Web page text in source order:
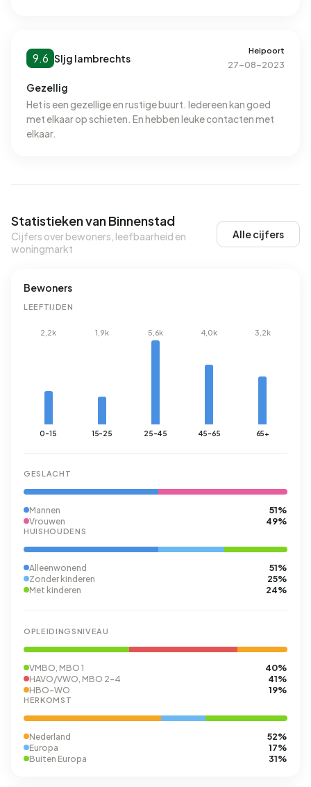
9.6 Sljg lambrechts
Heipoort
27-08-2023
Gezellig
Het is een gezellige en rustige buurt. Iedereen kan goed
met elkaar op schieten. En hebben leuke contacten met
elkaar.
Statistieken van Binnenstad
Cijfers over bewoners, leefbaarheid en
woningmarkt
Alle cijfers
Bewoners
LEEFTIJDEN
2,2k
0-15
1,9k
15-25
5,6k
25-45
4,0k
45-65
3,2k
65+
GESLACHT
Mannen 51%
Vrouwen 49%
HUISHOUDENS
Alleenwonend 51%
Zonder kinderen 25%
Met kinderen 24%
OPLEIDINGSNIVEAU
VMBO, MBO 1 40%
HAVO/VWO, MBO 2-4 41%
HBO-WO 19%
HERKOMST
Nederland 52%
Europa 17%
Buiten Europa 31%